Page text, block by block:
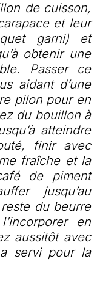
de cuisson,
et leur
garni) et
obtenir une
Passer ce
aidant d’une
pilon pour en
du bouillon à
atteindre
finir avec
fraîche et la
de piment
jusqu’au
du beurre
en
aussitôt avec
servi pour la